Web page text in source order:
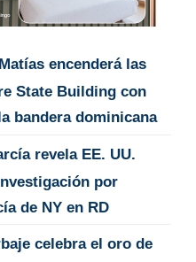
encenderá las
State Building con
bandera dominicana
revela EE. UU.
por
de NY en RD
celebra el oro de